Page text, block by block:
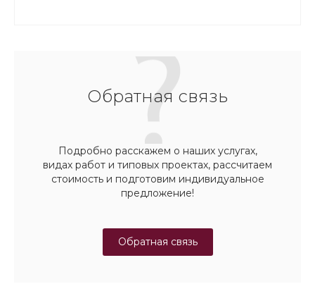
Обратная связь
Подробно расскажем о наших услугах,
видах работ и типовых проектах, рассчитаем
стоимость и подготовим индивидуальное
предложение!
Обратная связь